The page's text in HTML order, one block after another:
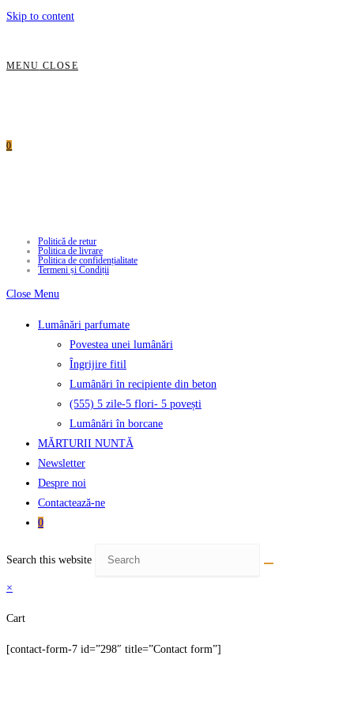
Skip to content
MENU CLOSE
0
Politică de retur
Politica de livrare
Politica de confidențialitate
Termeni și Condiții
Close Menu
Lumânări parfumate
Povestea unei lumânări
Îngrijire fitil
Lumânări în recipiente din beton
(555) 5 zile-5 flori- 5 povești
Lumânări în borcane
MĂRTURII NUNTĂ
Newsletter
Despre noi
Contactează-ne
0
Search this website
×
Cart
[contact-form-7 id=”298″ title=”Contact form”]